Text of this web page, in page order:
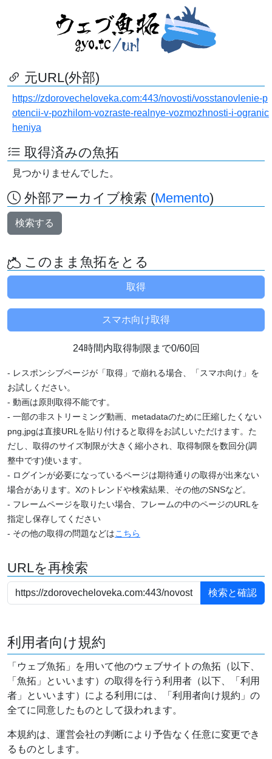
元URL(外部)
https://zdorovecheloveka.com:443/novosti/vosstanovlenie-p
otencii-v-pozhilom-vozraste-realnye-vozmozhnosti-i-ogranic
heniya
取得済みの魚拓
見つかりませんでした。
外部アーカイブ検索 (Memento)
検索する
このまま魚拓をとる
24時間内取得制限まで0/60回
- レスポンシブページが「取得」で崩れる場合、「スマホ向け」を
お試しください。
- 動画は原則取得不能です。
- 一部の非ストリーミング動画、metadataのために圧縮したくない
png,jpgは直接URLを貼り付けると取得をお試しいただけます。た
だし、取得のサイズ制限が大きく縮小され、取得制限を数回分(調
整中です)使います。
- ログインが必要になっているページは期待通りの取得が出来ない
場合があります。Xのトレンドや検索結果、その他のSNSなど。
- フレームページを取りたい場合、フレームの中のページのURLを
指定し保存してください
- その他の取得の問題などはこちら
URLを再検索
利用者向け規約
「ウェブ魚拓」を用いて他のウェブサイトの魚拓（以下、
「魚拓」といいます）の取得を行う利用者（以下、「利用
者」といいます）による利用には、「利用者向け規約」の
全てに同意したものとして扱われます。
本規約は、運営会社の判断により予告なく任意に変更でき
るものとします。